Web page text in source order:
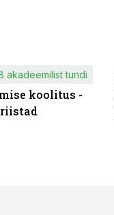
koolitus -
akadeemilist tundi